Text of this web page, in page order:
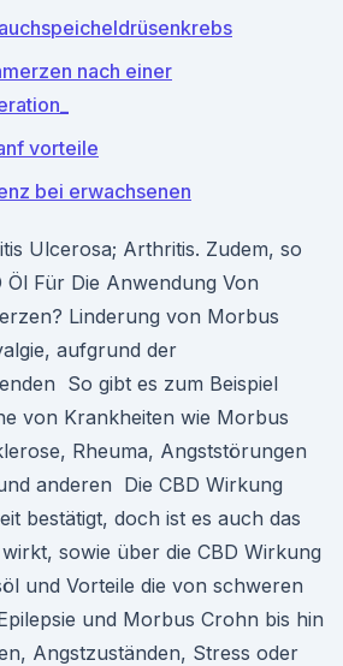
nach einer
vorteile
bei erwachsenen
Ulcerosa; Arthritis. Zudem, so
Für Die Anwendung Von
Linderung von Morbus
aufgrund der
So gibt es zum Beispiel
von Krankheiten wie Morbus
Rheuma, Angststörungen
anderen Die CBD Wirkung
bestätigt, doch ist es auch das
sowie über die CBD Wirkung
und Vorteile die von schweren
und Morbus Crohn bis hin
Angstzuständen, Stress oder